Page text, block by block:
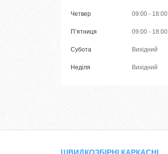
Четвер 09:00 18:00
Пʼятниця 09:00 18:00
Субота Вихідний
Неділя Вихідний
ШВИДКОЗБІРНІ КАРКАСНІ